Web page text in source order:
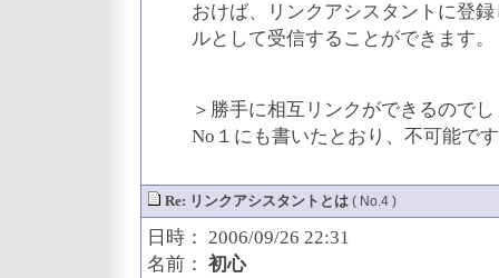
おけば、リンクアシスタントに登
ルとして受信することができます。
＞勝手に相互リンクができるので
No１にも書いたとおり、不可能で
Re: リンクアシスタントとは ( No.4 )
日時： 2006/09/26 22:31
名前： 初心